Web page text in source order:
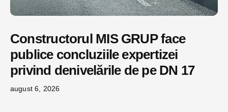
Constructorul MIS GRUP face
publice concluziile expertizei
privind denivelările de pe DN 17
august 6, 2026